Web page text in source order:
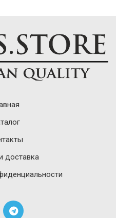
доставка